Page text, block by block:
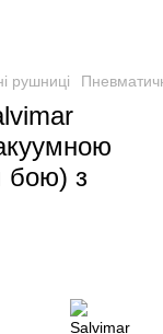
рушниці
бою) з